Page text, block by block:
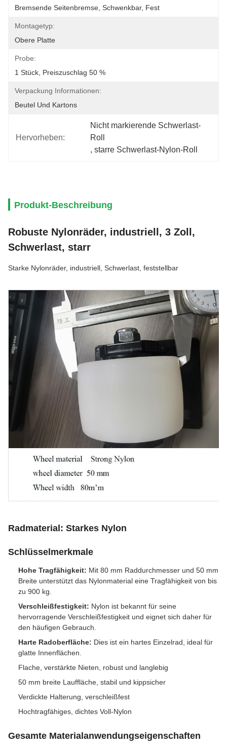
Bremsende Seitenbremse, Schwenkbar, Fest
Montagetyp:
Obere Platte
Probe:
1 Stück, Preiszuschlag 50 %
Verpackung Informationen:
Beutel Und Kartons
Hervorheben:
Nicht markierende Schwerlast-
Roll
, starre Schwerlast-Nylon-Roll
Produkt-Beschreibung
Robuste Nylonräder, industriell, 3 Zoll,
Schwerlast, starr
Starke Nylonräder, industriell, Schwerlast, feststellbar
Radmaterial: Starkes Nylon
Schlüsselmerkmale
Hohe Tragfähigkeit: Mit 80 mm Raddurchmesser und 50 mm
Breite unterstützt das Nylonmaterial eine Tragfähigkeit von bis
zu 900 kg.
Verschleißfestigkeit: Nylon ist bekannt für seine
hervorragende Verschleißfestigkeit und eignet sich daher für
den häufigen Gebrauch.
Harte Radoberfläche: Dies ist ein hartes Einzelrad, ideal für
glatte Innenflächen.
Flache, verstärkte Nieten, robust und langlebig
50 mm breite Lauffläche, stabil und kippsicher
Verdickte Halterung, verschleißfest
Hochtragfähiges, dichtes Voll-Nylon
Gesamte Materialanwendungseigenschaften